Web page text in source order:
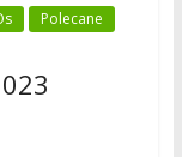
Polecane